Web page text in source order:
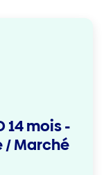
14 mois -
/ Marché